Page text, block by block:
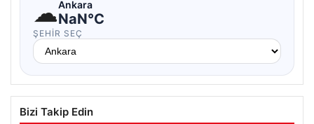
☁Ankara
NaN°C
ŞEHIR SEÇ
Bizi Takip Edin